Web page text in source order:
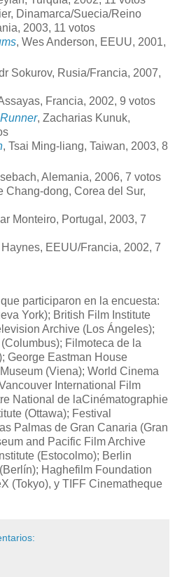
Dinamarca/Suecia/Reino
2003, 11 votos
, Wes Anderson, EEUU, 2001,
Sokurov, Rusia/Francia, 2007,
Francia, 2002, 9 votos
, Zacharias Kunuk,
, Tsai Ming-liang, Taiwan, 2003, 8
Alemania, 2006, 7 votos
Chang-dong, Corea del Sur,
Monteiro, Portugal, 2003, 7
Haynes, EEUU/Francia, 2002, 7
participaron en la encuesta:
York); British Film Institute
Archive (Los Ángeles);
Filmoteca de la
George Eastman House
(Viena); World Cinema
International Film
National de laCinématographie
(Ottawa); Festival
Palmas de Gran Canaria (Gran
and Pacific Film Archive
(Estocolmo); Berlin
Haghefilm Foundation
(Tokyo), y TIFF Cinematheque